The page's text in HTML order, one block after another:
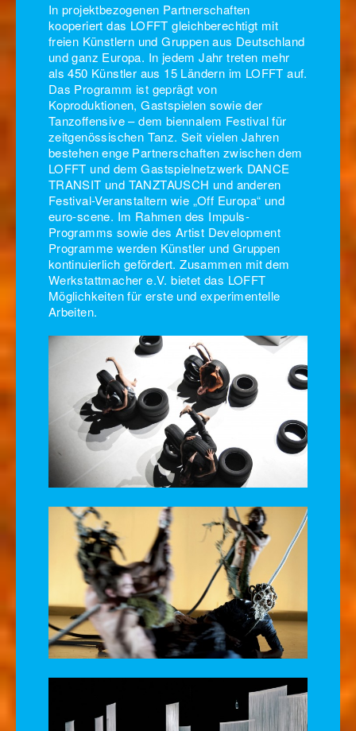
In projektbezogenen Partnerschaften
kooperiert das LOFFT gleichberechtigt mit
freien Künstlern und Gruppen aus Deutschland
und ganz Europa. In jedem Jahr treten mehr
als 450 Künstler aus 15 Ländern im LOFFT auf.
Das Programm ist geprägt von
Koproduktionen, Gastspielen sowie der
Tanzoffensive – dem biennalem Festival für
zeitgenössischen Tanz. Seit vielen Jahren
bestehen enge Partnerschaften zwischen dem
LOFFT und dem Gastspielnetzwerk DANCE
TRANSIT und TANZTAUSCH und anderen
Festival-Veranstaltern wie „Off Europa“ und
euro-scene. Im Rahmen des Impuls-
Programms sowie des Artist Development
Programme werden Künstler und Gruppen
kontinuierlich gefördert. Zusammen mit dem
Werkstattmacher e.V. bietet das LOFFT
Möglichkeiten für erste und experimentelle
Arbeiten.